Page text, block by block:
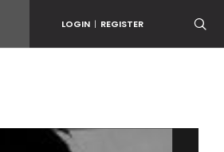
LOGIN | REGISTER